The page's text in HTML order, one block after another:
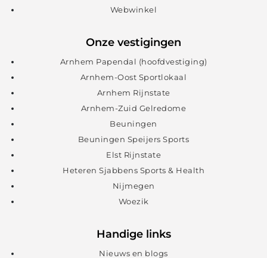
Webwinkel
Onze vestigingen
Arnhem Papendal (hoofdvestiging)
Arnhem-Oost Sportlokaal
Arnhem Rijnstate
Arnhem-Zuid Gelredome
Beuningen
Beuningen Speijers Sports
Elst Rijnstate
Heteren Sjabbens Sports & Health
Nijmegen
Woezik
Handige links
Nieuws en blogs